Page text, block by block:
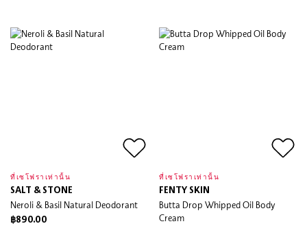
ที่เซโฟราเท่านั้น
SALT & STONE
Neroli & Basil Natural Deodorant
฿890.00
ที่เซโฟราเท่านั้น
FENTY SKIN
Butta Drop Whipped Oil Body
Cream